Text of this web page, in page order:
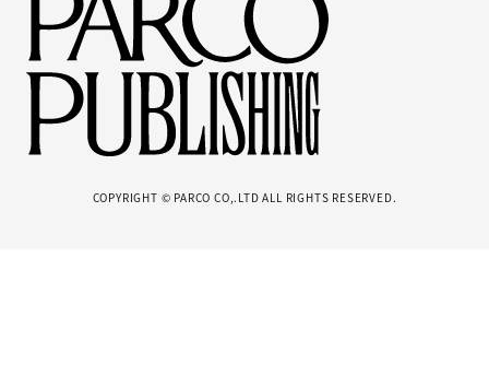
COPYRIGHT © PARCO CO,.LTD ALL RIGHTS RESERVED.